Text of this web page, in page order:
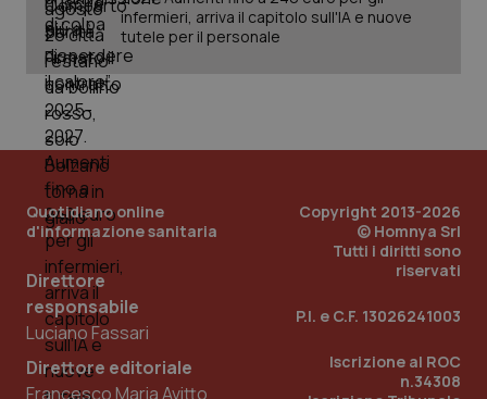
Tiroide
Tumore al seno
Tumore ovarico
Tumori del Polmone & Testa Collo
Tumori gastrointestinali
Ulcera & Reflusso
Vaccini
infermieri, arriva il capitolo sull'IA e nuove
tutele per il personale
Quotidiano online
d'informazione sanitaria
Direttore
responsabile
Luciano Fassari
Direttore editoriale
Francesco Maria Avitto
Copyright 2013-2026
© Homnya Srl
Tutti i diritti sono
riservati
P.I. e C.F. 13026241003
Iscrizione al ROC
n.34308
tracking-sites-ironfish-
tracking-enable
www.quotidianosanita.it
www.quotidianosanita.it